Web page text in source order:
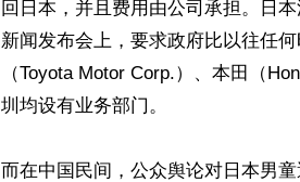
回日本，并且费用由公司承担。日
新闻发布会上，要求政府比以往任
（Toyota Motor Corp.）、本田（
圳均设有业务部门。
而在中国民间，公众舆论对日本男